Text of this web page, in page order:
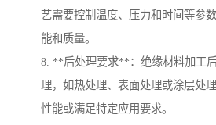
艺需要控制温度、压力和时间等参
能和质量。
8. **后处理要求**：绝缘材料加工
理，如热处理、表面处理或涂层处
性能或满足特定应用要求。